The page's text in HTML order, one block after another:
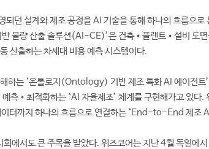
되던 설계와 제조 공정을 AI 기술을 통해 하나의 흐름으로
반 물량 산출 솔루션(AI-CE)’은 건축•플랜트•설비 도
산출하는 차세대 비용 예측 시스템이다.
하는 ‘온톨로지(Ontology) 기반 제조 특화 AI 에이전트
측•최적화하는 ‘AI 자율제조’ 체계를 구현해가고 있다.
이터까지 하나의 흐름으로 연결하는 ‘End-to-End 제조
에서도 큰 주목을 받았다. 위즈코어는 지난 4월 독일에